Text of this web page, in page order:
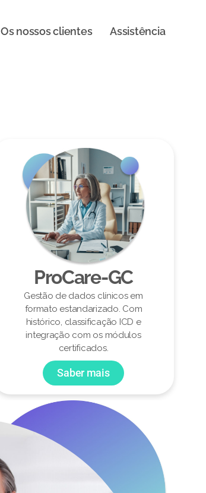
Os nossos clientes Assistência
ProCare-GC
Gestão de dados clínicos em
formato estandarizado. Com
histórico, classificação ICD e
integração com os módulos
certificados.
Saber mais